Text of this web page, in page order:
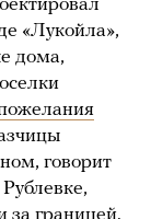
«Лукойла»,
дома,
говорит
за границей.